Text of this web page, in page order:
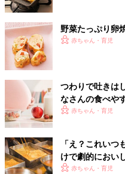
野菜たっぷり卵
赤ちゃん・育児
つわりで吐きは
なさんの食べや
のたまひよ”の体
赤ちゃん・育児
「え？これい
けで劇的におい
赤ちゃん・育児